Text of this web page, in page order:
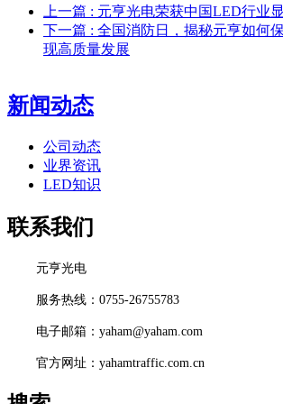
上一篇 : 元亨光电荣获中国LED行业
下一篇 : 全国消防日，揭秘元亨如何
现高质量发展
新闻动态
公司动态
业界资讯
LED知识
联系我们
元亨光电
服务热线：0755-26755783
电子邮箱：yaham@yaham.com
官方网址：yahamtraffic.com.cn